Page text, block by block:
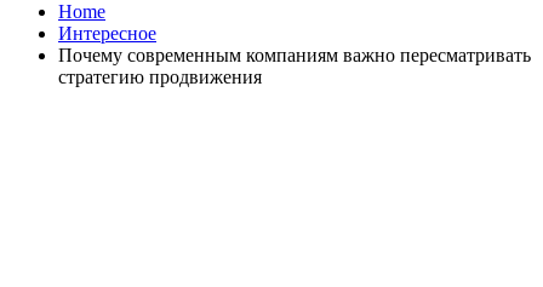
Home
Интересное
Почему современным компаниям важно пересматривать
стратегию продвижения